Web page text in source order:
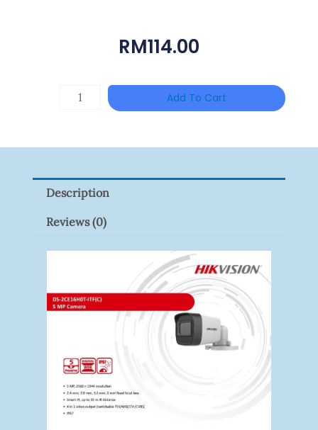
RM114.00
Pack)
Quantity
Add To Cart
Description
Reviews (0)